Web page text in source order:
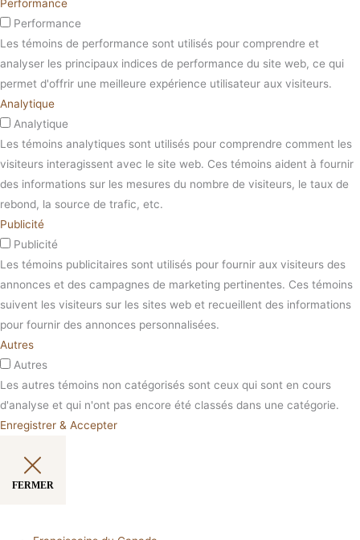
Performance
Performance
Les témoins de performance sont utilisés pour comprendre et
analyser les principaux indices de performance du site web, ce qui
permet d'offrir une meilleure expérience utilisateur aux visiteurs.
Analytique
Analytique
Les témoins analytiques sont utilisés pour comprendre comment les
visiteurs interagissent avec le site web. Ces témoins aident à fournir
des informations sur les mesures du nombre de visiteurs, le taux de
rebond, la source de trafic, etc.
Publicité
Publicité
Les témoins publicitaires sont utilisés pour fournir aux visiteurs des
annonces et des campagnes de marketing pertinentes. Ces témoins
suivent les visiteurs sur les sites web et recueillent des informations
pour fournir des annonces personnalisées.
Autres
Autres
Les autres témoins non catégorisés sont ceux qui sont en cours
d'analyse et qui n'ont pas encore été classés dans une catégorie.
Enregistrer & Accepter
FERMER